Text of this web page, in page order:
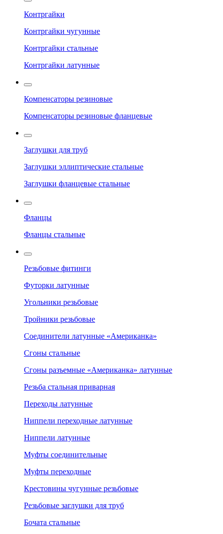
Контргайки
Контргайки чугунные
Контргайки стальные
Контргайки латунные
Компенсаторы резиновые
Компенсаторы резиновые фланцевые
Заглушки для труб
Заглушки эллиптические стальные
Заглушки фланцевые стальные
Фланцы
Фланцы стальные
Резьбовые фитинги
Футорки латунные
Угольники резьбовые
Тройники резьбовые
Соединители латунные «Американка»
Сгоны стальные
Сгоны разъемные «Американка» латунные
Резьба стальная приварная
Переходы латунные
Ниппели переходные латунные
Ниппели латунные
Муфты соединительные
Муфты переходные
Крестовины чугунные резьбовые
Резьбовые заглушки для труб
Бочата стальные